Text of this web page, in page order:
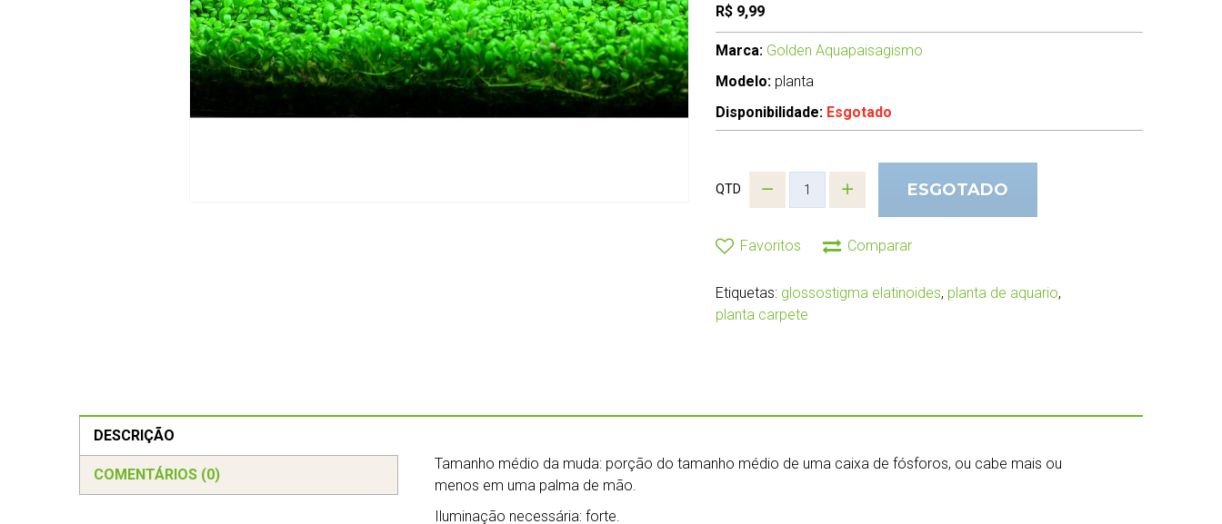
R$ 9,99
Marca: Golden Aquapaisagismo
Modelo: planta
Disponibilidade: Esgotado
QTD ESGOTADO
Favoritos Comparar
Etiquetas: glossostigma elatinoides, planta de aquario,
planta carpete
DESCRIÇÃO
COMENTÁRIOS (0)
Tamanho médio da muda: porção do tamanho médio de uma caixa de fósforos, ou cabe mais ou
menos em uma palma de mão.
Iluminação necessária: forte.